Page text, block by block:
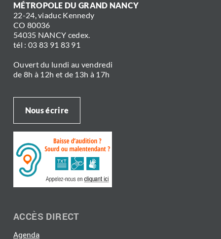
MÉTROPOLE DU GRAND NANCY
22-24, viaduc Kennedy
CO 80036
54035 NANCY cedex.
tél : 03 83 91 83 91
Ouvert du lundi au vendredi
de 8h à 12h et de 13h à 17h
Nous écrire
ACCÈS DIRECT
Agenda